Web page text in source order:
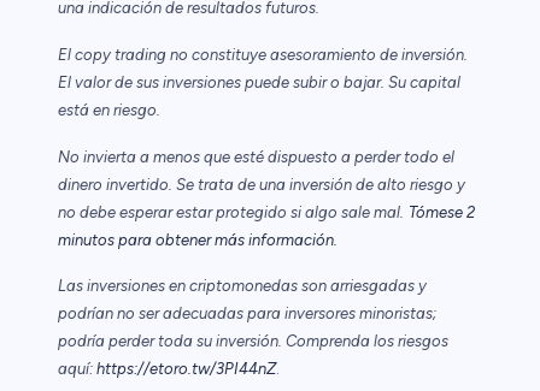
una indicación de resultados futuros.
El copy trading no constituye asesoramiento de inversión.
El valor de sus inversiones puede subir o bajar. Su capital
está en riesgo.
No invierta a menos que esté dispuesto a perder todo el
dinero invertido. Se trata de una inversión de alto riesgo y
no debe esperar estar protegido si algo sale mal. Tómese 2
minutos para obtener más información.
Las inversiones en criptomonedas son arriesgadas y
podrían no ser adecuadas para inversores minoristas;
podría perder toda su inversión. Comprenda los riesgos
aquí: https://etoro.tw/3PI44nZ.